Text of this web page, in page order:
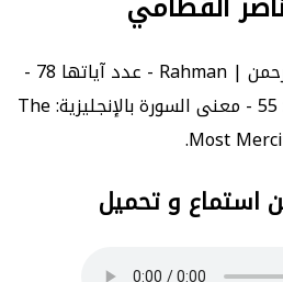
| سورة الرحمن | Rahman - عدد آياتها 78 -
رقم السورة في المصحف: 55 - معنى السورة بالإنجليزية: The
Most
استماع و تحميل